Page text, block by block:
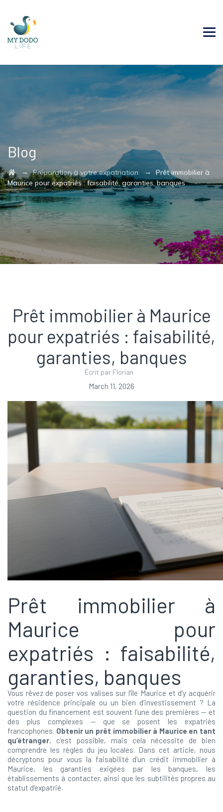
Blog
→Préparation à votre expatriation → Prêt immobilier à
Maurice pour expatriés : faisabilité, garanties, banques
Prêt immobilier à Maurice
pour expatriés : faisabilité,
garanties, banques
Écrit par Florian
March 11, 2026
Prêt immobilier à
Maurice pour
expatriés : faisabilité,
garanties, banques
Vous rêvez de poser vos valises sur l’île Maurice et d’y acquérir
votre résidence principale ou un bien d’investissement ? La
question du financement est souvent l’une des premières — et
des plus complexes — que se posent les expatriés
francophones. Obtenir un prêt immobilier à Maurice en tant
qu’étranger, c’est possible, mais cela nécessite de bien
comprendre les règles du jeu locales. Dans cet article, nous
décryptons pour vous la faisabilité d’un crédit immobilier à
Maurice, les garanties exigées par les banques, les
établissements à contacter, ainsi que les subtilités propres au
statut d’expatrié.